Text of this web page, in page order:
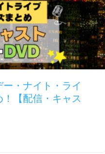
・ナイト・ライ
【配信・キャス